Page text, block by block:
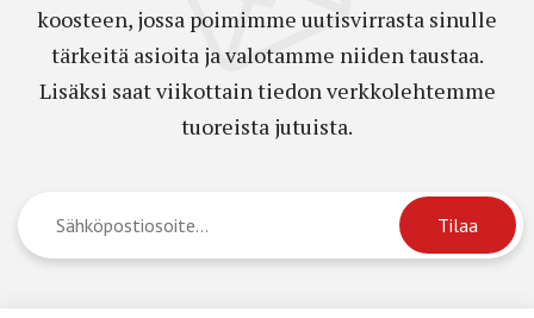
koosteen, jossa poimimme uutisvirrasta sinulle
tärkeitä asioita ja valotamme niiden taustaa.
Lisäksi saat viikottain tiedon verkkolehtemme
tuoreista jutuista.